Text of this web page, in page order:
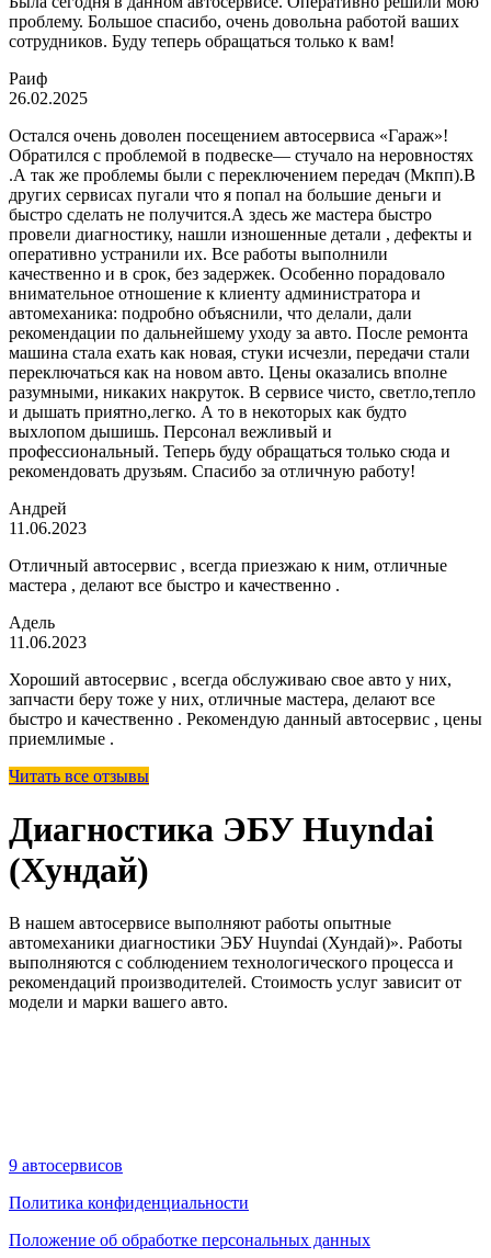
проблему. Большое спасибо, очень довольна работой ваших
сотрудников. Буду теперь обращаться только к вам!
Раиф
26.02.2025
Остался очень доволен посещением автосервиса «Гараж»!
Обратился с проблемой в подвеске— стучало на неровностях
.А так же проблемы были с переключением передач (Мкпп).В
других сервисах пугали что я попал на большие деньги и
быстро сделать не получится.А здесь же мастера быстро
провели диагностику, нашли изношенные детали , дефекты и
оперативно устранили их. Все работы выполнили
качественно и в срок, без задержек. Особенно порадовало
внимательное отношение к клиенту администратора и
автомеханика: подробно объяснили, что делали, дали
рекомендации по дальнейшему уходу за авто. После ремонта
машина стала ехать как новая, стуки исчезли, передачи стали
переключаться как на новом авто. Цены оказались вполне
разумными, никаких накруток. В сервисе чисто, светло,тепло
и дышать приятно,легко. А то в некоторых как будто
выхлопом дышишь. Персонал вежливый и
профессиональный. Теперь буду обращаться только сюда и
рекомендовать друзьям. Спасибо за отличную работу!
Андрей
11.06.2023
Отличный автосервис , всегда приезжаю к ним, отличные
мастера , делают все быстро и качественно .
Адель
11.06.2023
Хороший автосервис , всегда обслуживаю свое авто у них,
запчасти беру тоже у них, отличные мастера, делают все
быстро и качественно . Рекомендую данный автосервис , цены
приемлимые .
Читать все отзывы
Диагностика ЭБУ Huyndai
(Хундай)
В нашем автосервисе выполняют работы опытные
автомеханики диагностики ЭБУ Huyndai (Хундай)». Работы
выполняются с соблюдением технологического процесса и
рекомендаций производителей. Стоимость услуг зависит от
модели и марки вашего авто.
9 автосервисов
Политика конфиденциальности
Положение об обработке персональных данных